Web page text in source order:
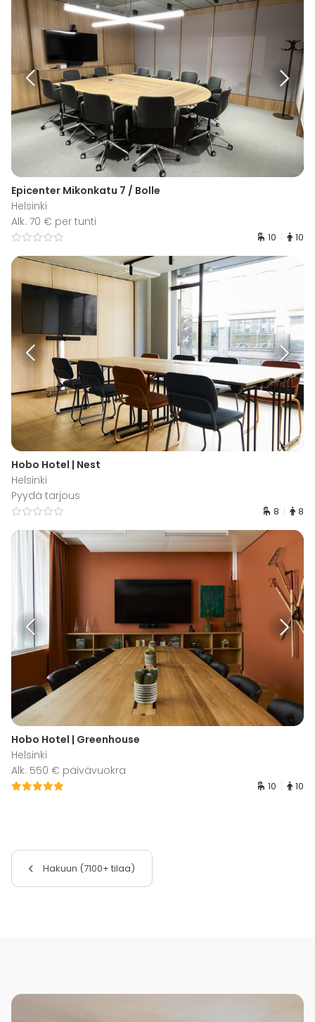
Epicenter Mikonkatu 7 / Bolle
Helsinki
Alk. 70 € per tunti
10 10
Hobo Hotel | Nest
Helsinki
Pyydä tarjous
8 8
Hobo Hotel | Greenhouse
Helsinki
Alk. 550 € päivävuokra
10 10
Hakuun (7100+ tilaa)